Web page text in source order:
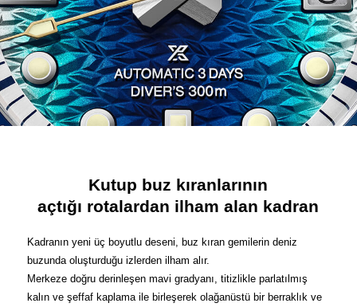
Kutup buz kıranlarının
açtığı rotalardan ilham alan kadran
Kadranın yeni üç boyutlu deseni, buz kıran gemilerin deniz
buzunda oluşturduğu izlerden ilham alır.
Merkeze doğru derinleşen mavi gradyanı, titizlikle parlatılmış
kalın ve şeffaf kaplama ile birleşerek olağanüstü bir berraklık ve